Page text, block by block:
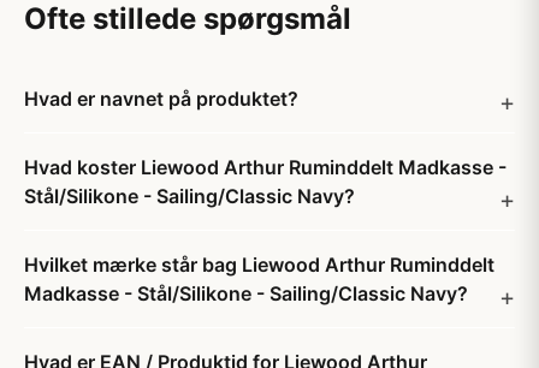
Ofte stillede spørgsmål
Hvad er navnet på produktet?
Hvad koster Liewood Arthur Ruminddelt Madkasse -
Stål/Silikone - Sailing/Classic Navy?
Hvilket mærke står bag Liewood Arthur Ruminddelt
Madkasse - Stål/Silikone - Sailing/Classic Navy?
Hvad er EAN / Produktid for Liewood Arthur